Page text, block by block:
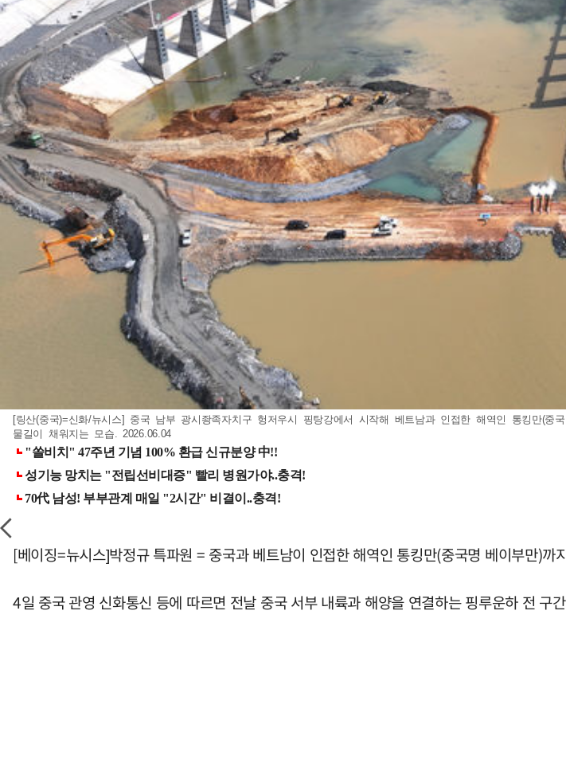
[링산(중국)=신화/뉴시스] 중국 남부 광시좡족자치구 헝저우시 핑탕강에서 시작해 베트남과 인접한 해역인 통킹만(
물길이 채워지는 모습. 2026.06.04
[베이징=뉴시스]박정규 특파원 = 중국과 베트남이 인접한 해역인 통킹만(중국명 베이부만)
4일 중국 관영 신화통신 등에 따르면 전날 중국 서부 내륙과 해양을 연결하는 핑루운하 전 구